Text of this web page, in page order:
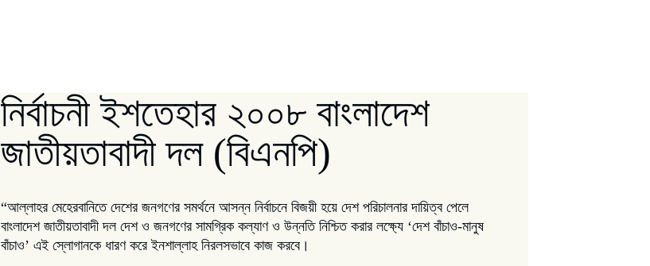
নির্বাচনী ইশতেহার ২০০৮ বাংলাদেশ
জাতীয়তাবাদী দল (বিএনপি)
“আল্লাহর মেহেরবানিতে দেশের জনগণের সমর্থনে আসন্ন নির্বাচনে বিজয়ী হয়ে দেশ পরিচালনার দায়িত্ব পেলে
বাংলাদেশ জাতীয়তাবাদী দল দেশ ও জনগণের সামগ্রিক কল্যাণ ও উন্নতি নিশ্চিত করার লক্ষ্যে ‘দেশ বাঁচাও-মানুষ
বাঁচাও’ এই স্লোগানকে ধারণ করে ইনশাল্লাহ নিরলসভাবে কাজ করবে।